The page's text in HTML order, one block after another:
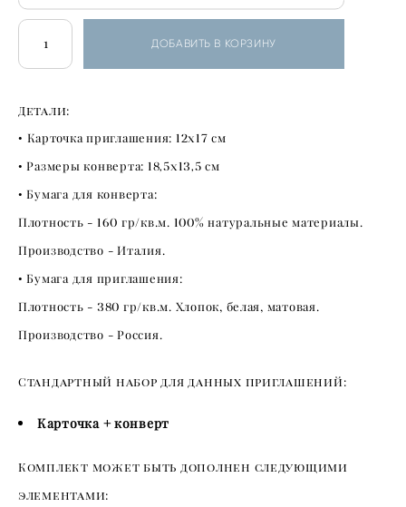
ДОБАВИТЬ В КОРЗИНУ
Детали:
• Карточка приглашения: 12х17 см
• Размеры конверта: 18,5х13,5 см
• Бумага для конверта:
Плотность - 160 гр/кв.м. 100% натуральные материалы.
Производство - Италия.
• Бумага для приглашения:
Плотность - 380 гр/кв.м. Хлопок, белая, матовая.
Производство - Россия.
Стандартный набор для данных приглашений:
Карточка + конверт
Комплект может быть дополнен следующими
элементами: